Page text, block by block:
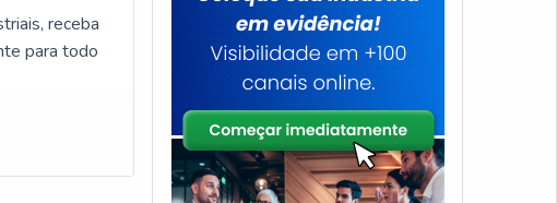
receba
para todo